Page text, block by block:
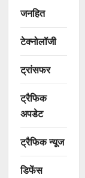
जनहित
टेक्नोलॉजी
ट्रांसफर
ट्रैफिक
अपडेट
ट्रैफिक न्यूज
डिफेंस